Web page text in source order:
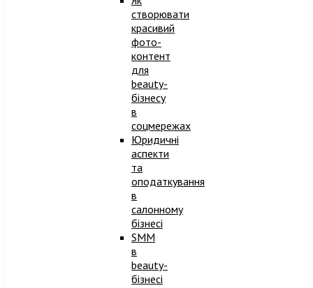
створювати
красивий
фото-
контент
для
beauty-
бізнесу
в
соцмережах
Юридичні
аспекти
та
оподаткування
в
салонному
бізнесі
SMM
в
beauty-
бізнесі